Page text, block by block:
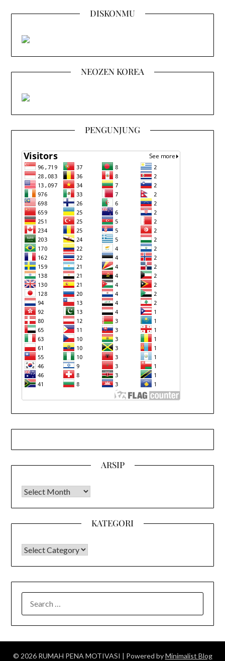
DISKONMU
NEOZEN KOREA
PENGUNJUNG
ARSIP
Arsip
KATEGORI
KATEGORI
FOR:
© 2026 RUMAH PENA MOTIVASI | Powered byMinimalist Blog